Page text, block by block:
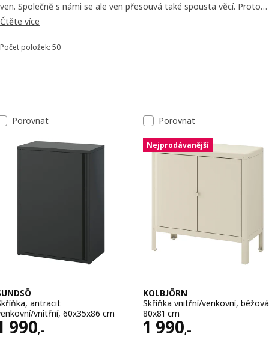
ven. Společně s námi se ale ven přesouvá také spousta věcí. Proto v
naší nabídce najdete venkovní úložné prostory na sedáky a zahradní
vertikální zahradu. Některé z lavic z našeho sortimentu mají navíc
Čtěte více
Seřadit a filtrovat
Počet položek: 50
Seznam výsledků
Porovnat
antracit
vnitřní, 60x35x86 cm
990,–
1990,–
Porovnat
Nejprodávanější
KOLBJÖRN
Skříňka vnitřní/venkovní,
80x81 cm
1 990,–
Cena 1990,–